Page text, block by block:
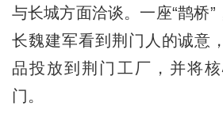
与长城方面洽谈。一座“鹊桥
长魏建军看到荆门人的诚意
品投放到荆门工厂，并将
门。